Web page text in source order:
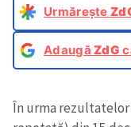
Urmărește
AdaugăZdG
În urma